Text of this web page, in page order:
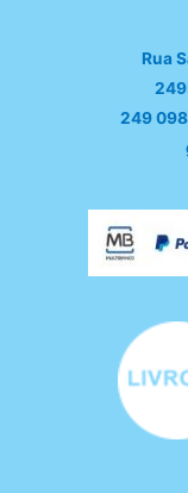
Rua
249